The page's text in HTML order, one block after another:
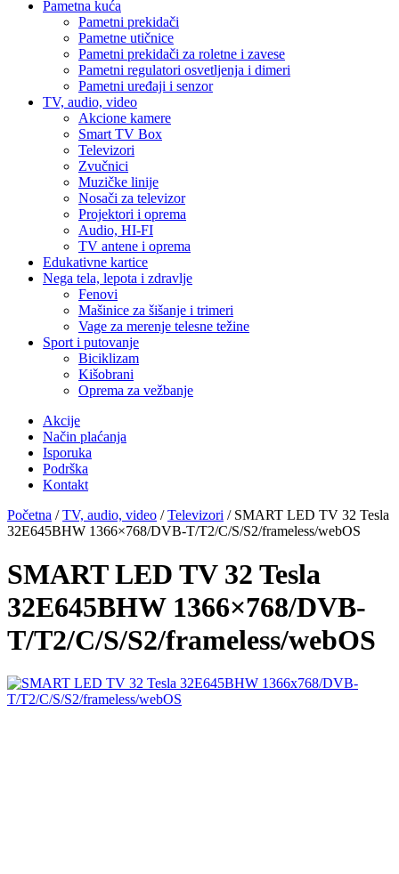
Pametna kuća
Pametni prekidači
Pametne utičnice
Pametni prekidači za roletne i zavese
Pametni regulatori osvetljenja i dimeri
Pametni uređaji i senzor
TV, audio, video
Akcione kamere
Smart TV Box
Televizori
Zvučnici
Muzičke linije
Nosači za televizor
Projektori i oprema
Audio, HI-FI
TV antene i oprema
Edukativne kartice
Nega tela, lepota i zdravlje
Fenovi
Mašinice za šišanje i trimeri
Vage za merenje telesne težine
Sport i putovanje
Biciklizam
Kišobrani
Oprema za vežbanje
Akcije
Način plaćanja
Isporuka
Podrška
Kontakt
Početna /TV, audio, video /Televizori / SMART LED TV 32 Tesla
32E645BHW 1366×768/DVB-T/T2/C/S/S2/frameless/webOS
SMART LED TV 32 Tesla
32E645BHW 1366×768/DVB-
T/T2/C/S/S2/frameless/webOS